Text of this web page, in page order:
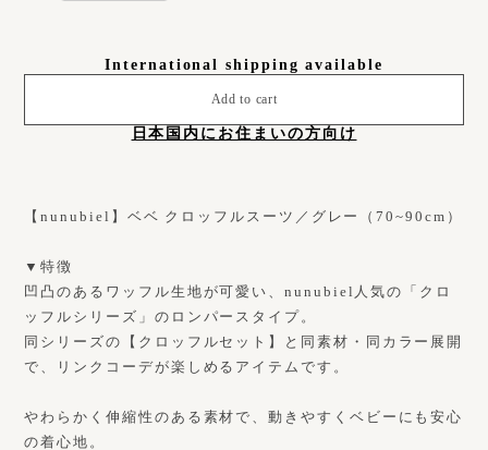
International shipping available
Add to cart
日本国内にお住まいの方向け
【nunubiel】ベベ クロッフルスーツ／グレー（70~90cm）
▼特徴
凹凸のあるワッフル生地が可愛い、nunubiel人気の「クロ
ッフルシリーズ」のロンパースタイプ。
同シリーズの【クロッフルセット】と同素材・同カラー展開
で、リンクコーデが楽しめるアイテムです。
やわらかく伸縮性のある素材で、動きやすくベビーにも安心
の着心地。